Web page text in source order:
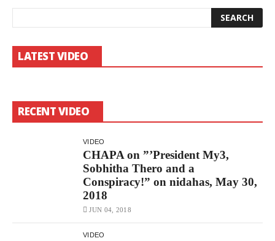
LATEST VIDEO
RECENT VIDEO
VIDEO
CHAPA on ”’President My3,
Sobhitha Thero and a
Conspiracy!” on nidahas, May 30,
2018
JUN 04, 2018
VIDEO